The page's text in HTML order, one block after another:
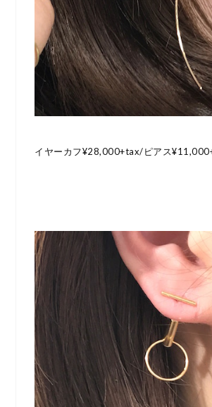
イヤーカフ¥28,000+tax/ピアス